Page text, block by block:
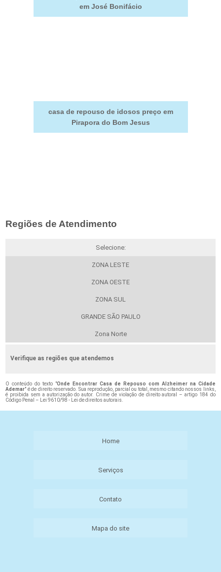
em José Bonifácio
casa de repouso de idosos preço em
Pirapora do Bom Jesus
Regiões de Atendimento
Selecione:
ZONA LESTE
ZONA OESTE
ZONA SUL
GRANDE SÃO PAULO
Zona Norte
Verifique as regiões que atendemos
O conteúdo do texto "Onde Encontrar Casa de Repouso com Alzheimer na Cidade
Ademar" é de direito reservado. Sua reprodução, parcial ou total, mesmo citando nossos links,
é proibida sem a autorização do autor. Crime de violação de direito autoral – artigo 184 do
Código Penal –
Lei 9610/98 - Lei de direitos autorais
Home
Serviços
Contato
Mapa do site